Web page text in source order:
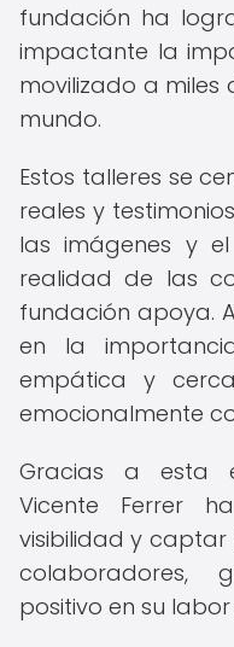
fundación ha
impactante la
movilizado a miles
mundo.
Estos talleres se
reales y
las imágenes y
realidad de las
fundación apoya.
en la
empática y
emocionalmente
Gracias a esta
Vicente Ferrer
visibilidad y
colaboradores,
positivo en su labor